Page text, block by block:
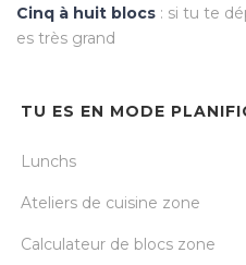
Cinq à huit blocs : si tu te
es très grand
TU ES EN MODE
Lunchs
Ateliers de cuisine zone
Calculateur de blocs zone